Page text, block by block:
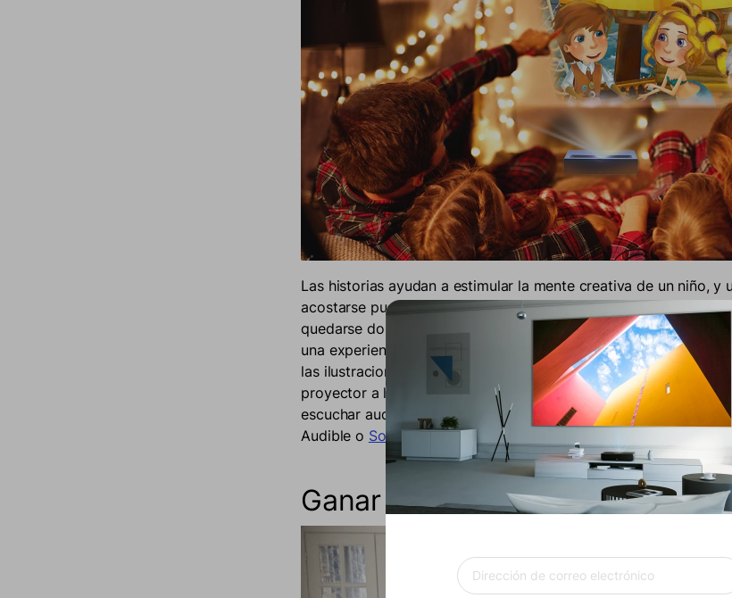
Las historias ayudan a estimular la mente creativa de un niño, y
acostarse puede ser una excelente manera de ayudar a los
quedarse dormidos. Los audiolibros han hecho de las historias
una experiencia que tanto los niños como los adultos pueden
las ilustraciones se verán mucho mejor en una pantalla grande
proyector a la hora de acostarse. Con los altavoces
escuchar audiolibros completos en línea en aplicaciones de
Audible o Sonidos de la BBC
Ganar nuevas habilidades